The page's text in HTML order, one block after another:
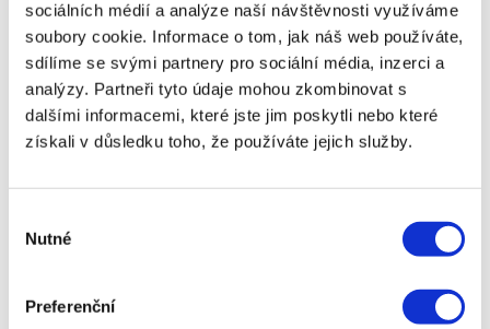
sociálních médií a analýze naší návštěvnosti využíváme
soubory cookie. Informace o tom, jak náš web používáte,
sdílíme se svými partnery pro sociální média, inzerci a
analýzy. Partneři tyto údaje mohou zkombinovat s
dalšími informacemi, které jste jim poskytli nebo které
získali v důsledku toho, že používáte jejich služby.
souhlasu
Nutné
Preferenční
nebudou líbit. Takže třetí důležité pravidlo zní:
Čtěte. Všechno. Nejen hlavní text smlouvy, ale
taképoznámky pod čaroua zejména texty
psané malým písmem. Právě v nich bývají
nejdůležitější informace. A než smlouvu
podepíšete, ujistěte se, že jstevšemu dobře
nepříjemností
Sdílejte článek